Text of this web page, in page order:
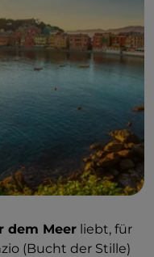
dem Meer liebt, für
(Bucht der Stille)